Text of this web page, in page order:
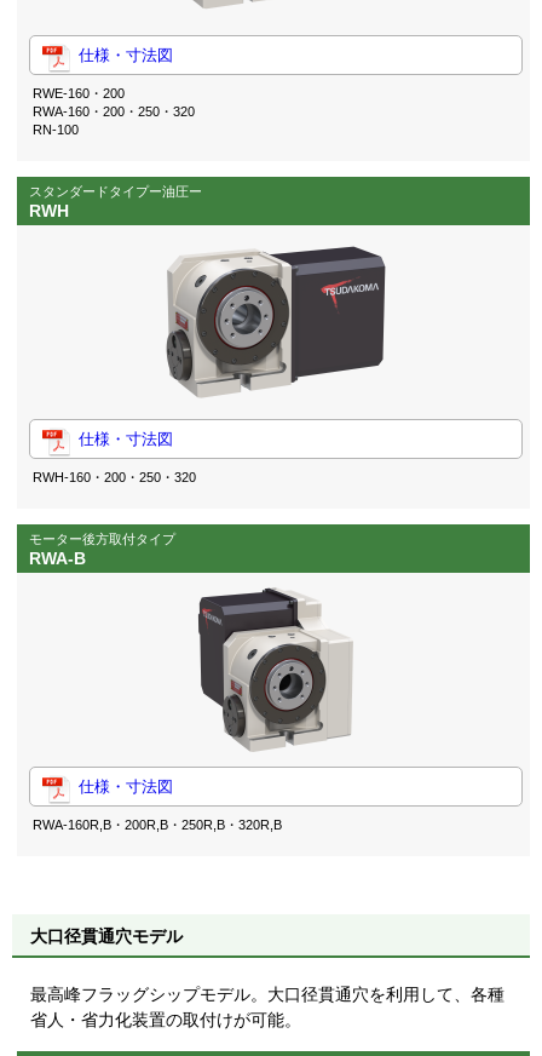
仕様・寸法図
RWE-160・200
RWA-160・200・250・320
RN-100
スタンダードタイプー油圧ー
RWH
仕様・寸法図
RWH-160・200・250・320
モーター後方取付タイプ
RWA-B
仕様・寸法図
RWA-160R,B・200R,B・250R,B・320R,B
大口径貫通穴モデル
最高峰フラッグシップモデル。大口径貫通穴を利用して、各種
省人・省力化装置の取付けが可能。